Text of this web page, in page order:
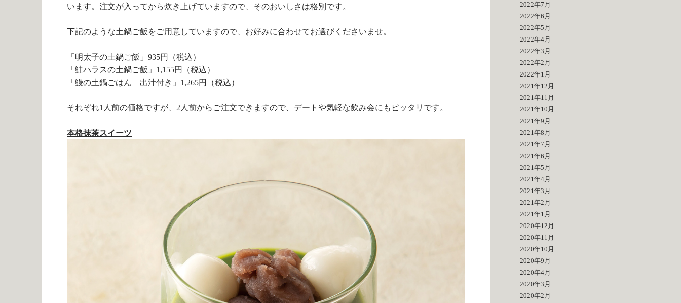
います。注文が入ってから炊き上げていますので、そのおいしさは格別です。
下記のような土鍋ご飯をご用意していますので、お好みに合わせてお選びくださいませ。
「明太子の土鍋ご飯」 935円（税込）
「鮭ハラスの土鍋ご飯」 1,155円（税込）
「鰻の土鍋ごはん 出汁付き」 1,265円（税込）
それぞれ1 人前の価格ですが、 2 人前からご注文できますので、デートや気軽な飲み会にもピッタリです。
本格抹茶スイーツ
2022年7月
2022年6月
2022年5月
2022年4月
2022年3月
2022年2月
2022年1月
2021年12月
2021年11月
2021年10月
2021年9月
2021年8月
2021年7月
2021年6月
2021年5月
2021年4月
2021年3月
2021年2月
2021年1月
2020年12月
2020年11月
2020年10月
2020年9月
2020年4月
2020年3月
2020年2月